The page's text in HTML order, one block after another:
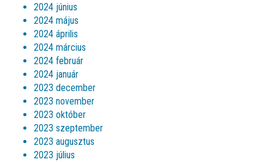
2024 június
2024 május
2024 április
2024 március
2024 február
2024 január
2023 december
2023 november
2023 október
2023 szeptember
2023 augusztus
2023 július